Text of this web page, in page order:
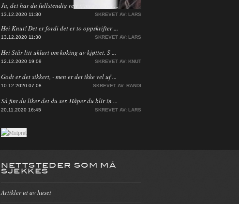
Ja, det har du fullstendig rett i, men jeg ha ...
13.12.2020 11:30 SKREVET AV: LARS
Hei Knut! Det er fordi det er to oppskrifter ...
13.12.2020 11:30 SKREVET AV: LARS
Hei Står litt uklart om koking av kjøttet. S ...
12.12.2020 19:09 SKREVET AV: KNUT
Godt er det sikkert, - men er det ikke vel uf ...
10.12.2020 07:08 SKREVET AV: RANDI
Så fint du liker det du ser. Håper du blir in ...
20.11.2020 16:45 SKREVET AV: LARS
NETTSTEDER SOM MÅ
SJEKKES
Artikler ut av huset